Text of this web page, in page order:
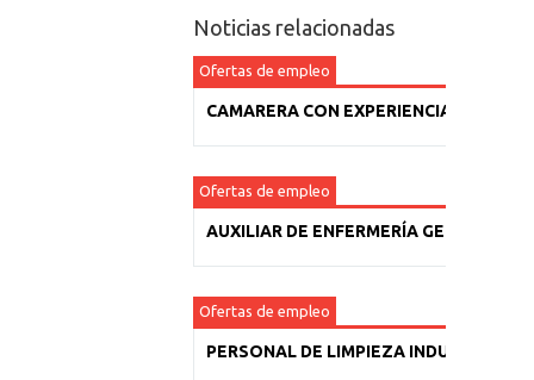
Noticias relacionadas
Ofertas de empleo
CAMARERA CON EXPERIENCIA
Ofertas de empleo
AUXILIAR DE ENFERMERÍA GERIÁTRICA
Ofertas de empleo
PERSONAL DE LIMPIEZA INDUSTRIAL